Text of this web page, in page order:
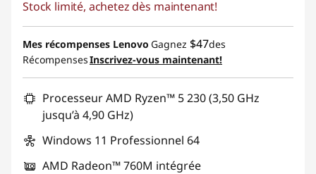
Économies instantanées :-$450.00
Promo price: Max 5 units per order
Stock limité, achetez dès maintenant!
Mes récompenses Lenovo Gagnez $47des
RécompensesInscrivez-vous maintenant!
Processeur AMD Ryzen™ 5 230 (3,50 GHz
jusqu’à 4,90 GHz)
Windows 11 Professionnel 64
AMD Radeon™ 760M intégrée